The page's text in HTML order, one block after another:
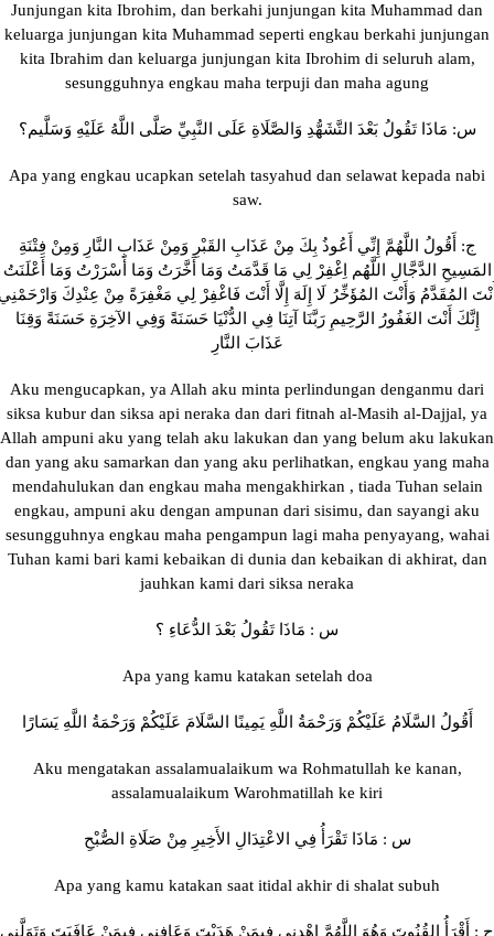
Junjungan kita Ibrohim, dan berkahi junjungan kita Muhammad dan
keluarga junjungan kita Muhammad seperti engkau berkahi junjungan
kita Ibrahim dan keluarga junjungan kita Ibrohim di seluruh alam,
sesungguhnya engkau maha terpuji dan maha agung
س: مَاذَا تَقُولُ بَعْدَ التَّشَهُّدِ وَالصَّلَاةِ عَلَى النَّبِيِّ صَلَّى اللَّهُ عَلَيْهِ وَسَلَّيم؟
Apa yang engkau ucapkan setelah tasyahud dan selawat kepada nabi
saw.
ج: أَقُولُ اللَّهُمَّ إِنِّي أَعُوذُ بِكَ مِنْ عَذَابِ القَبْرِ وَمِنْ عَذَابِ النَّارِ وَمِنْ فِتْنَةِ
المَسِيحِ الدَّجَّالِ اللَّهُم اِغْفِرْ لِي مَا قَدَّمَتُ وَمَا أَخَّرَتُ وَمَا أَسْرَرْتُ وَمَا أَعْلَنَتُ
المُقَدَّمُ وَأَنْتَ المُؤَخِّرُ لَا إِلَهَ إِلَّا أَنْتَ فَاغْفِرْ لِي مَغْفِرَةً مِنْ عِنْدِكَ
إِنَّكَ أَنْتَ الغَفُورُ الرَّحِيمِ رَبَّنَا آتِنَا فِي الدُّنْيَا حَسَنَةً وَفِي الآخِرَةِ حَسَنَةً وَقِنَا
عَذَابَ النَّارِ
Aku mengucapkan, ya Allah aku minta perlindungan denganmu dari
siksa kubur dan siksa api neraka dan dari fitnah al-Masih al-Dajjal, ya
Allah ampuni aku yang telah aku lakukan dan yang belum aku lakukan
dan yang aku samarkan dan yang aku perlihatkan, engkau yang maha
mendahulukan dan engkau maha mengakhirkan , tiada Tuhan selain
engkau, ampuni aku dengan ampunan dari sisimu, dan sayangi aku
sesungguhnya engkau maha pengampun lagi maha penyayang, wahai
Tuhan kami bari kami kebaikan di dunia dan kebaikan di akhirat, dan
jauhkan kami dari siksa neraka
س : مَاذَا تَقُولُ بَعْدَ الدُّعَاءِ ؟
Apa yang kamu katakan setelah doa
أَقُولُ السَّلَامُ عَلَيْكُمْ وَرَحْمَةُ اللَّهِ يَمِينًا السَّلَامَ عَلَيْكُمْ وَرَحْمَةُ اللَّهِ يَسَارًا
Aku mengatakan assalamualaikum wa Rohmatullah ke kanan,
assalamualaikum Warohmatillah ke kiri
س : مَاذَا تَقْرَأُ فِي الاعْتِدَالِ الأَخِيرِ مِنْ صَلَاةِ الصُّبْحِ
Apa yang kamu katakan saat itidal akhir di shalat subuh
ج : أَقْرَأُ القُنُوتَ وَهُوَ اللَّهُمَّ اهْدِنِي فِيمَنْ هَدَيْتَ وَعَافِنِي فِيمَنْ عَافَيَتَ وَتَوَلَّنِي